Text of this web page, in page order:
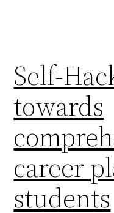
Self-
towards
career
students